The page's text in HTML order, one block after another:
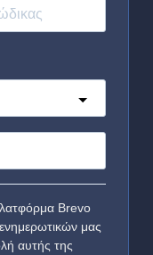
Brevo
μας
αυτής της